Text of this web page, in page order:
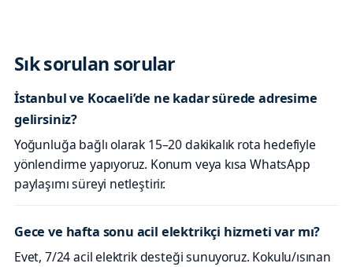
Sık sorulan sorular
İstanbul ve Kocaeli’de ne kadar sürede adresime
gelirsiniz?
Yoğunluğa bağlı olarak 15–20 dakikalık rota hedefiyle
yönlendirme yapıyoruz. Konum veya kısa WhatsApp
paylaşımı süreyi netleştirir.
Gece ve hafta sonu acil elektrikçi hizmeti var mı?
Evet, 7/24 acil elektrik desteği sunuyoruz. Kokulu/ısınan